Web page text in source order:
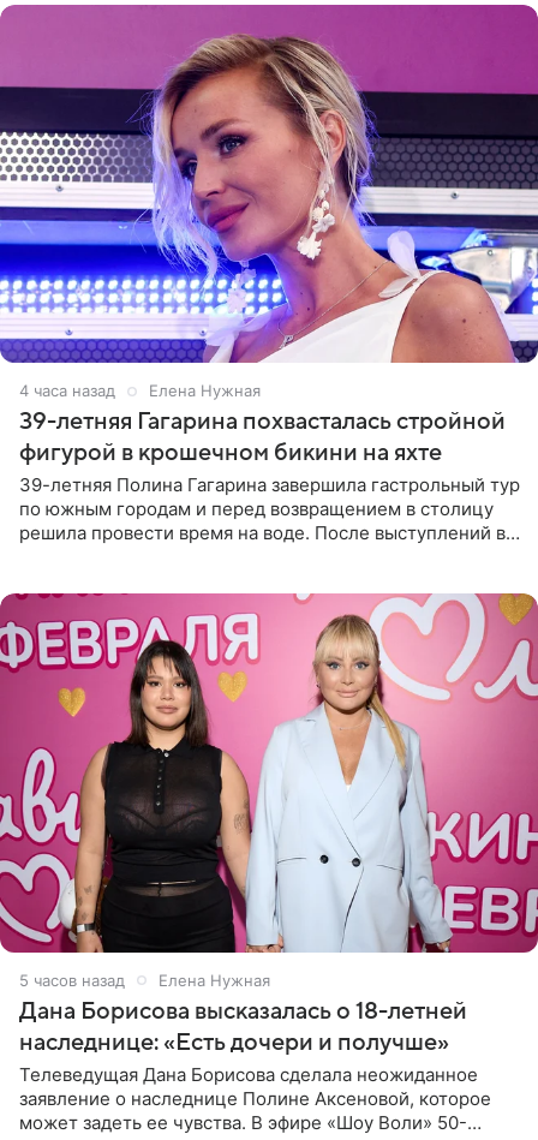
4 часа назад Елена Нужная
39-летняя Гагарина похвасталась стройной
фигурой в крошечном бикини на яхте
39-летняя Полина Гагарина завершила гастрольный тур
по южным городам и перед возвращением в столицу
решила провести время на воде. После выступлений в
5 часов назад Елена Нужная
Дана Борисова высказалась о 18-летней
наследнице: «Есть дочери и получше»
Телеведущая Дана Борисова сделала неожиданное
заявление о наследнице Полине Аксеновой, которое
может задеть ее чувства. В эфире «Шоу Воли» 50-